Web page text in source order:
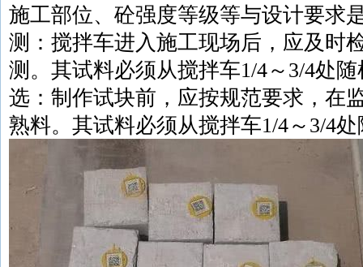
施工部位、砼强度等级等与设计要求
测：搅拌车进入施工现场后，应及时
测。其试料必须从搅拌车1/4～3/4处
选：制作试块前，应按规范要求，在
熟料。其试料必须从搅拌车1/4～3/4